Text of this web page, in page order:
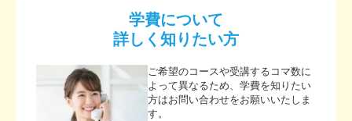
学費について
詳しく知りたい方
ご希望のコースや受講するコマ数に
よって異なるため、学費を知りたい
方はお問い合わせをお願いいたしま
す。